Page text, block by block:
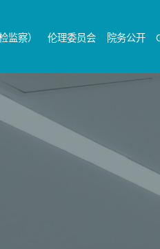
监察） 伦理委员会 院务公开